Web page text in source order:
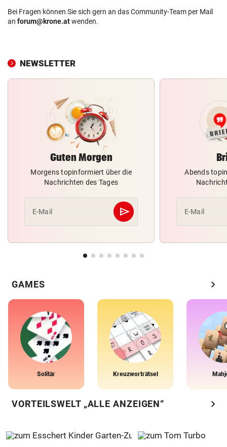
Bei Fragen können Sie sich gern an das Community-Team per Mail
an forum@krone.atwenden.
NEWSLETTER
Guten Morgen
Morgens topinformiert über die
Nachrichten des Tages
E-Mail send
Abschicken
Abends
E-Mail
GAMES chevron_right
Solitär Kreuzworträtsel
VORTEILSWELT „ALLE ANZEIGEN“ chevron_right